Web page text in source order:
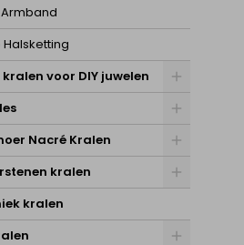
Halsketting
voor DIY juwelen
Nacré Kralen
kralen
kralen